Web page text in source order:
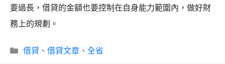
要過長，借貸的金額也要控制在自身能力範圍內，做好財
務上的規劃。
分
借貸 、 借貸文章、 全省